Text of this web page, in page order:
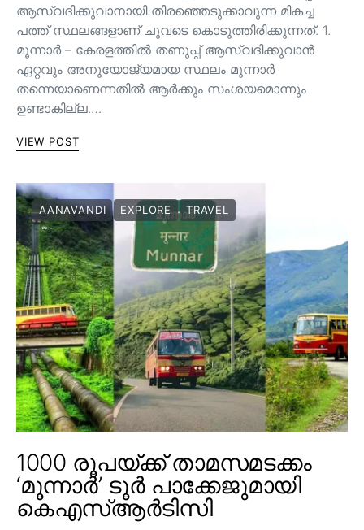
ആസ്വദിക്കുവാനായി തിരഞ്ഞെടുക്കാവുന്ന മികച്ച
പത്ത് സ്ഥലങ്ങളാണ് ചുവടെ കൊടുത്തിരിക്കുന്നത്. 1.
മൂന്നാർ – കേരളത്തിൽ തണുപ്പ് ആസ്വദിക്കുവാൻ
ഏറ്റവും അനുയോജ്യമായ സ്ഥലം മൂന്നാർ
തന്നെയാണെന്നതിൽ ആർക്കും സംശയമൊന്നും
ഉണ്ടാകില്ല.…
VIEW POST
AANAVANDI EXPLORE TRAVEL
1000 രൂപയ്ക്ക് താമസമടക്കം
‘മൂന്നാർ’ ടൂർ പാക്കേജുമായി
കെഎസ്ആർടിസി